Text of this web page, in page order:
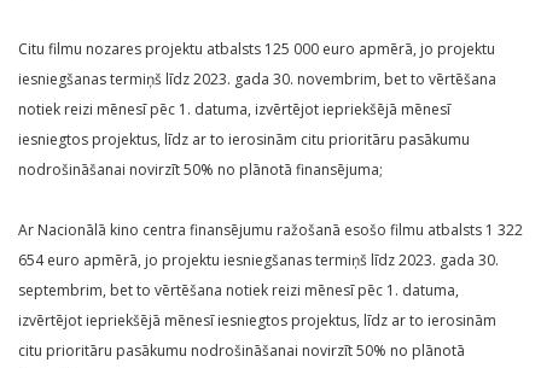
Citu filmu nozares projektu atbalsts 125 000 euro apmērā, jo projektu
iesniegšanas termiņš līdz 2023. gada 30. novembrim, bet to vērtēšana
notiek reizi mēnesī pēc 1. datuma, izvērtējot iepriekšējā mēnesī
iesniegtos projektus, līdz ar to ierosinām citu prioritāru pasākumu
nodrošināšanai novirzīt 50% no plānotā finansējuma;
Ar Nacionālā kino centra finansējumu ražošanā esošo filmu atbalsts 1 322
654 euro apmērā, jo projektu iesniegšanas termiņš līdz 2023. gada 30.
septembrim, bet to vērtēšana notiek reizi mēnesī pēc 1. datuma,
izvērtējot iepriekšējā mēnesī iesniegtos projektus, līdz ar to ierosinām
citu prioritāru pasākumu nodrošināšanai novirzīt 50% no plānotā